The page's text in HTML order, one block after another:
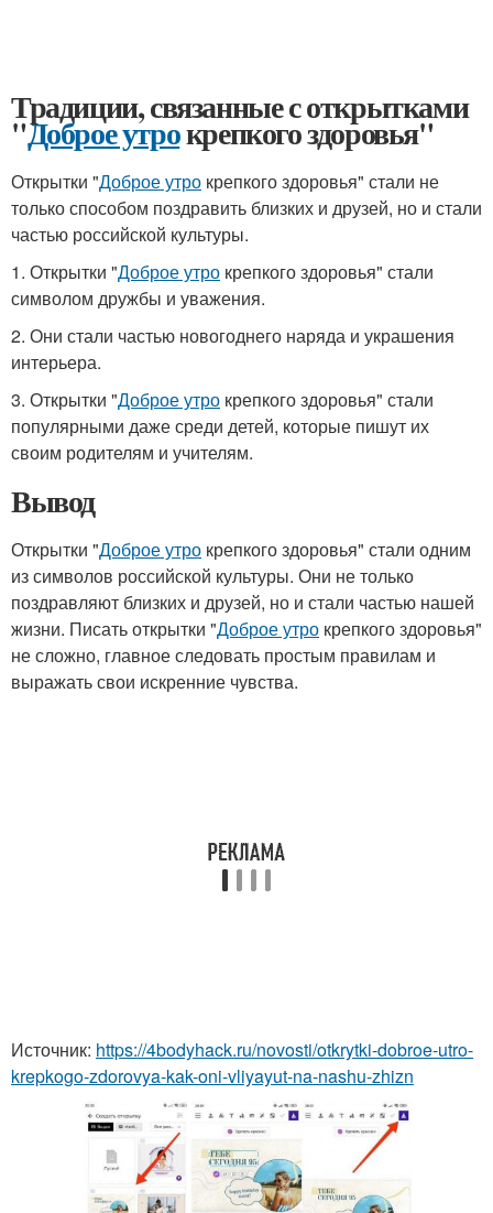
Традиции, связанные с открытками
"Доброе утрокрепкого здоровья"
Открытки "Доброе утро крепкого здоровья" стали не
только способом поздравить близких и друзей, но и стали
частью российской культуры.
1. Открытки "Доброе утро крепкого здоровья" стали
символом дружбы и уважения.
2. Они стали частью новогоднего наряда и украшения
интерьера.
3. Открытки "Доброе утро крепкого здоровья" стали
популярными даже среди детей, которые пишут их
своим родителям и учителям.
Вывод
Открытки "Доброе утро крепкого здоровья" стали одним
из символов российской культуры. Они не только
поздравляют близких и друзей, но и стали частью нашей
жизни. Писать открытки "Доброе утро крепкого здоровья"
не сложно, главное следовать простым правилам и
выражать свои искренние чувства.
Источник: https://4bodyhack.ru/novosti/otkrytki-dobroe-utro-
krepkogo-zdorovya-kak-oni-vliyayut-na-nashu-zhizn